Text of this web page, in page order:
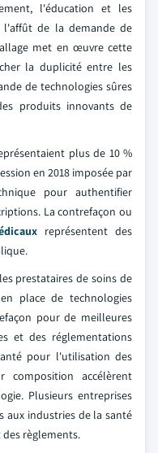
l'éducation et les
de la demande de
met en œuvre cette
la duplicité entre les
de technologies sûres
produits innovants de
plus de 10 %
en 2018 imposée par
pour authentifier
La contrefaçon ou
représentent des
prestataires de soins de
place de technologies
pour de meilleures
et des réglementations
pour l'utilisation des
composition accélèrent
Plusieurs entreprises
aux industries de la santé
règlements.